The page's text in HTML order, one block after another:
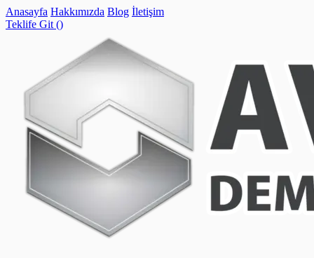
Anasayfa Hakkımızda Blog İletişim
Teklife Git ()